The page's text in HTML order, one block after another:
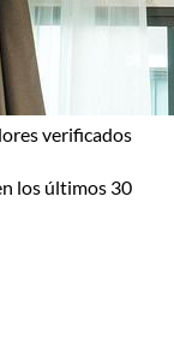
verificados
los últimos 30